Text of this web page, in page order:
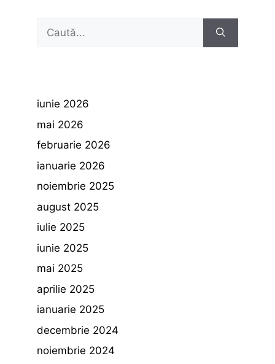
Caută
iunie 2026
mai 2026
februarie 2026
ianuarie 2026
noiembrie 2025
august 2025
iulie 2025
iunie 2025
mai 2025
aprilie 2025
ianuarie 2025
decembrie 2024
noiembrie 2024